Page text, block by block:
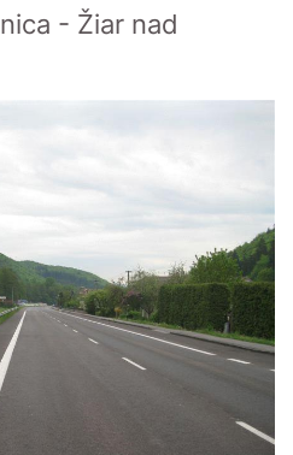
- Žiar nad